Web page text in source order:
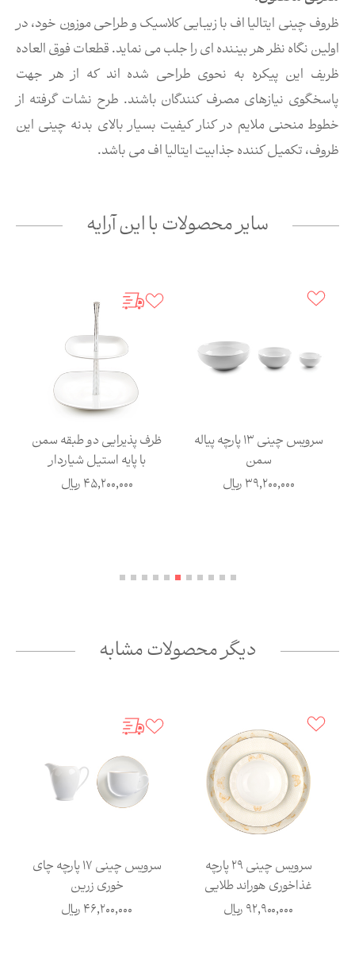
ظروف چینی ایتالیا اف با زیبایی کلاسیک و طراحی موزون خود، در
اولین نگاه نظر هر بیننده ای را جلب می نماید. قطعات فوق العاده
ظریف این پیکره به نحوی طراحی شده اند که از هر جهت
پاسخگوی نیازهای مصرف کنندگان باشند. طرح نشات گرفته از
خطوط منحنی ملایم در کنار کیفیت بسیار بالای بدنه چینی این
ظروف، تکمیل کننده جذابیت ایتالیا اف می باشد.
سایر محصولات با این آرایه
سرویس چینی 13 پارچه پیاله
سمن
39,200,000ریال
ظرف پذیرایی دو طبقه سمن
با پایه استیل شیاردار
45,200,000ریال
دیگر محصولات مشابه
سرویس چینی 29 پارچه
غذاخوری هوراند طلایی
92,900,000ریال
سرویس چینی 17 پارچه چای
خوری زرین
46,200,000ریال